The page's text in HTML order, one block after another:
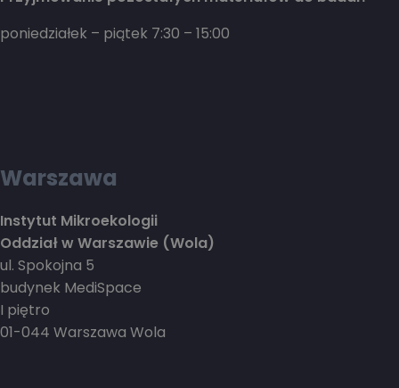
poniedziałek – piątek 7:30 – 15:00
Warszawa
Instytut Mikroekologii
Oddział w Warszawie (Wola)
ul. Spokojna 5
budynek MediSpace
I piętro
01-044 Warszawa Wola